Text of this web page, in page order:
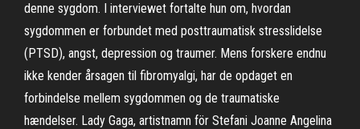
denne sygdom. I interviewet fortalte hun om, hvordan
sygdommen er forbundet med posttraumatisk stresslidelse
(PTSD), angst, depression og traumer. Mens forskere endnu
ikke kender årsagen til fibromyalgi, har de opdaget en
forbindelse mellem sygdommen og de traumatiske
hændelser. Lady Gaga, artistnamn för Stefani Joanne Angelina